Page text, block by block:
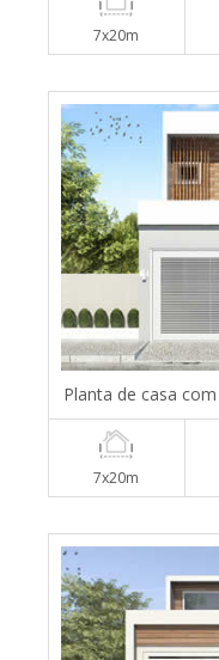
7x20m
Planta de casa
7x20m